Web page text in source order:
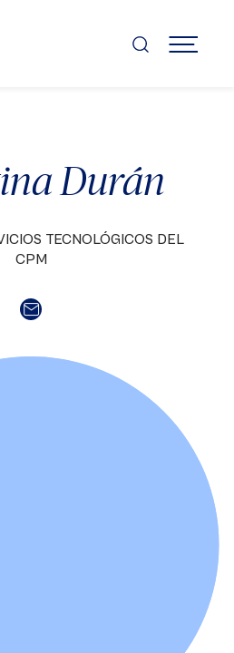
MENÚ
Durán
TECNOLÓGICOS DEL
CPM